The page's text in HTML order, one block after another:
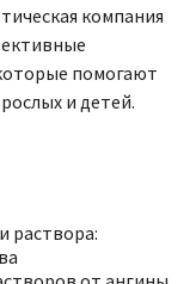
компания
помогают
и детей.
раствора: